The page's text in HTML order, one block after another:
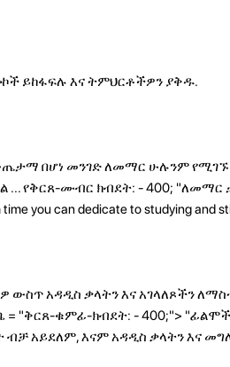
ይከፋፍሉ እና ትምህርቶችዎን ያቅዱ.
በሆነ መንገድ ለመማር ሁሉንም
... የቅርጸ-ሙብር ክብደት: - 400; "ለመማር
you can dedicate to studying and
አዳዲስ ቃላትን እና አገላለጾችን
= "ቅርጸ-ቁምፊ-ክብደት: - 400;">
ብቻ አይደለም, እናም አዳዲስ ቃላትን እና